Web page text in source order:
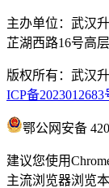
主办单位：武汉
芷湖西路16号高
版权所有：武
ICP备2023012683
鄂公网安备
建议您使用
主流浏览器浏览